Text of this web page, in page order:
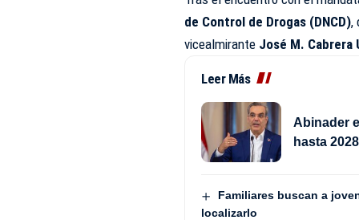
de Control de Drogas (DNCD),
vicealmirante José M. Cabrera
Leer Más
Abinader
hasta 2028
Familiares buscan a
localizarlo